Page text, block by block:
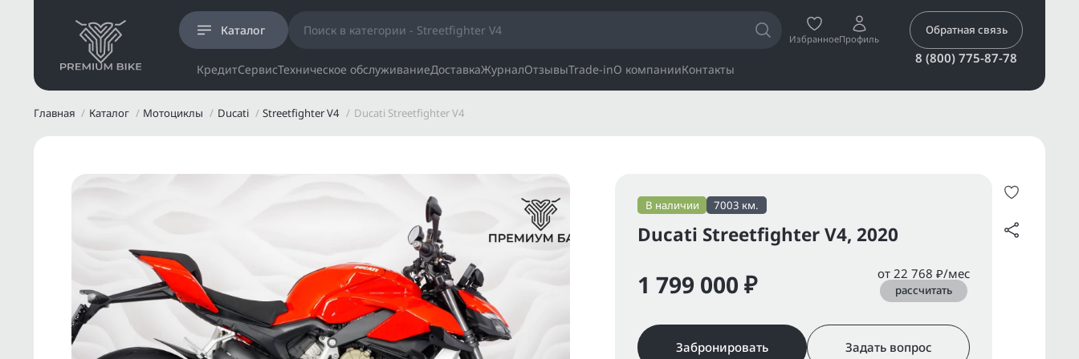
Каталог
ИзбранноеПрофиль
КредитСервисТехническое обслуживаниеДоставкаЖурналОтзывыTrade-inО компанииКонтакты
Обратная связь
8 (800) 775-87-78
Главная Каталог Мотоциклы Ducati Streetfighter V4 Ducati Streetfighter V4
Ducati Streetfighter V4, 2020
В наличии 7003 км.
1 799 000 ₽ от 22 768 ₽/мес
рассчитать
Забронировать Задать вопрос